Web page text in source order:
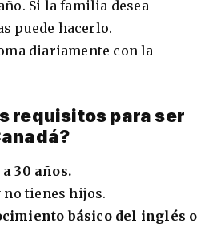
Si la familia desea
puede hacerlo.
diariamente con la
requisitos para ser
30 años.
no tienes hijos.
básico del inglés o